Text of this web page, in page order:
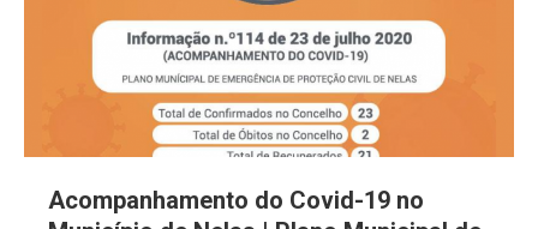
Acompanhamento do Covid-19 no